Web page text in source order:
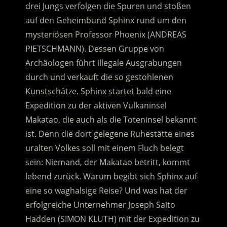
drei Jungs verfolgen die Spuren und stoßen
auf den Geheimbund Sphinx rund um den
mysteriösen Professor Phoenix (ANDREAS
PIETSCHMANN). Dessen Gruppe von
Archäologen führt illegale Ausgrabungen
durch und verkauft die so gestohlenen
Kunstschätze. Sphinx startet bald eine
Expedition zu der aktiven Vulkaninsel
Makatao, die auch als die Toteninsel bekannt
ist. Denn die dort gelegene Ruhestätte eines
uralten Volkes soll mit einem Fluch belegt
sein: Niemand, der Makatao betritt, kommt
lebend zurück. Warum begibt sich Sphinx auf
eine so waghalsige Reise? Und was hat der
erfolgreiche Unternehmer Joseph Saito
Hadden (SIMON KLUTH) mit der Expedition zu